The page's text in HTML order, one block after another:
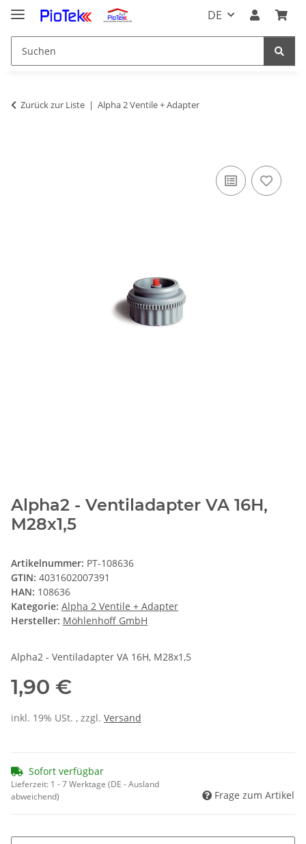
DE
Zurück zur Liste Alpha 2 Ventile + Adapter
Alpha2 - Ventiladapter VA 16H,
M28x1,5
Artikelnummer: PT-108636
GTIN: 4031602007391
HAN: 108636
Kategorie: Alpha 2 Ventile + Adapter
Hersteller: Möhlenhoff GmbH
Alpha2 - Ventiladapter VA 16H, M28x1,5
1,90 €
inkl. 19% USt. , zzgl. Versand
Sofort verfügbar
Lieferzeit: 1 - 7 Werktage (DE - Ausland
abweichend)
Frage zum Artikel